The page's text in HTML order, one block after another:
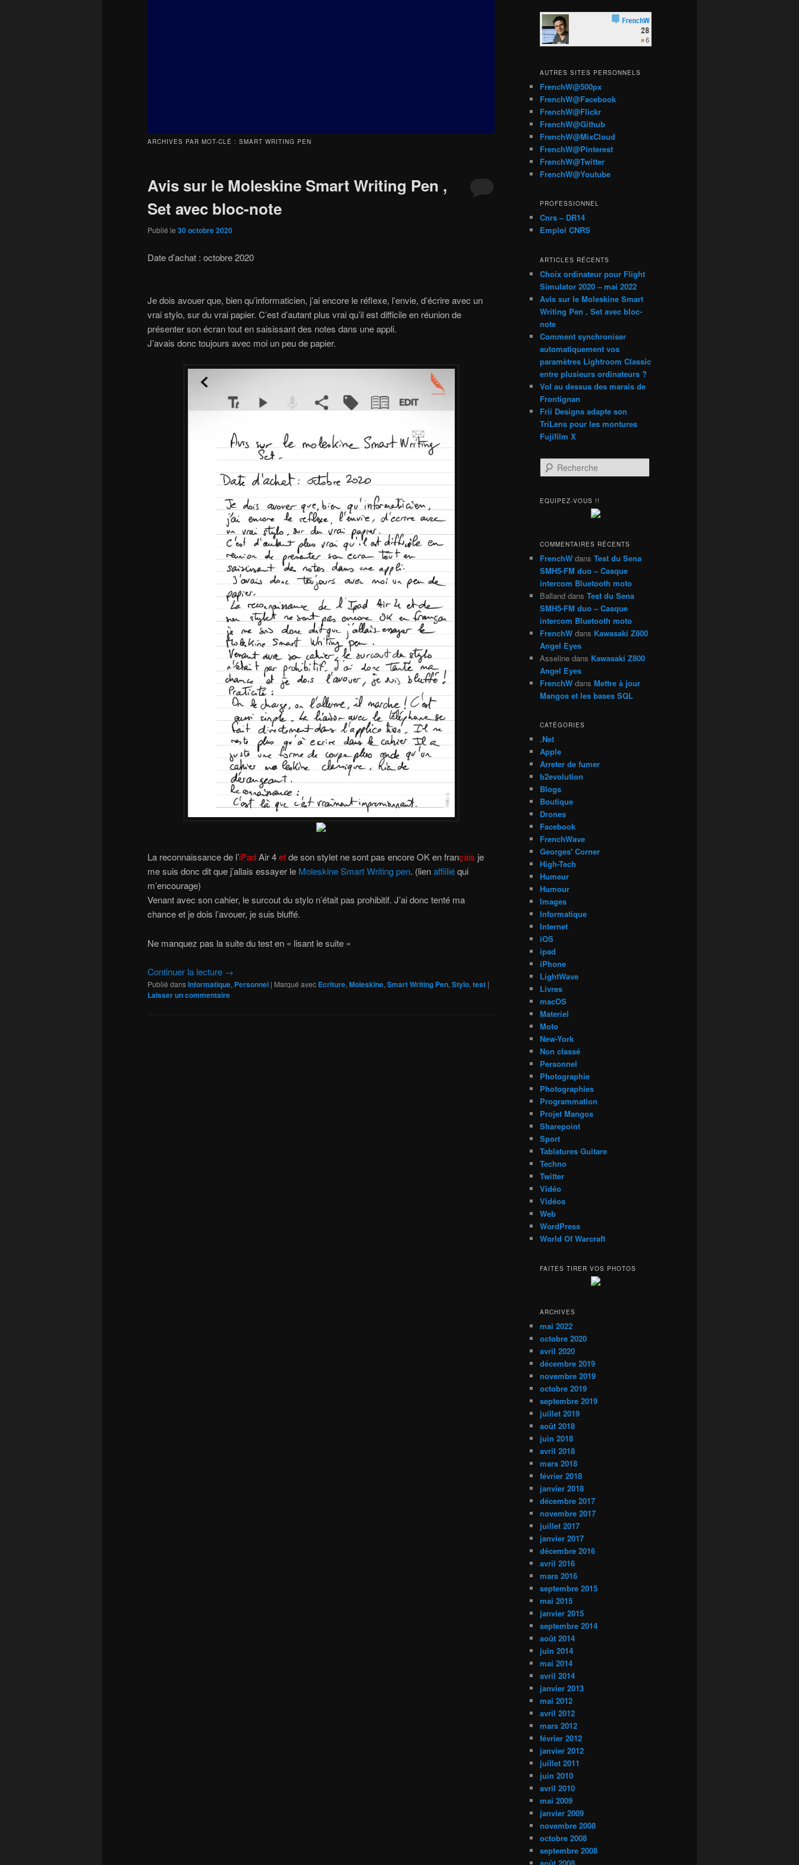
ARCHIVES PAR MOT-CLÉ : SMART WRITING PEN
Avis sur le Moleskine Smart Writing Pen ,
Set avec bloc-note
Publié le 30 octobre 2020
Date d’achat : octobre 2020
Je dois avouer que, bien qu’informaticien, j’ai encore le réflexe, l’envie, d’écrire avec un
vrai stylo, sur du vrai papier. C’est d’autant plus vrai qu’il est difficile en réunion de
présenter son écran tout en saisissant des notes dans une appli.
J’avais donc toujours avec moi un peu de papier.
La reconnaissance de l’iPadAir 4etde son stylet ne sont pas encore OK en français je
me suis donc dit que j’allais essayer le Moleskine Smart Writing pen. (lienaffiiliéqui
m’encourage)
Venant avec son cahier, le surcout du stylo n’était pas prohibitif. J’ai donc tenté ma
chance et je dois l’avouer, je suis bluffé.
Ne manquez pas la suite du test en « lisant le suite »
Continuer la lecture →
Publié dansInformatique, Personnel | Marqué avec Ecriture, Moleskine, Smart Writing Pen, Stylo, test |
Laisser un commentaire
AUTRES SITES PERSONNELS
FrenchW@500px
FrenchW@Facebook
FrenchW@Flickr
FrenchW@Github
FrenchW@MixCloud
FrenchW@Pinterest
FrenchW@Twitter
FrenchW@Youtube
PROFESSIONNEL
Cnrs – DR14
Emploi CNRS
ARTICLES RÉCENTS
Choix ordinateur pour Flight
Simulator 2020 – mai 2022
Avis sur le Moleskine Smart
Writing Pen , Set avec bloc-
note
Comment synchroniser
automatiquement vos
paramètres Lightroom Classic
entre plusieurs ordinateurs ?
Vol au dessus des marais de
Frontignan
Frii Designs adapte son
TriLens pour les montures
Fujifilm X
e
h
h
e
EQUIPEZ-VOUS !!
COMMENTAIRES RÉCENTS
FrenchW dans Test du Sena
SMH5-FM duo – Casque
intercom Bluetooth moto
Balland dans Test du Sena
SMH5-FM duo – Casque
intercom Bluetooth moto
FrenchW dans Kawasaki Z800
Angel Eyes
Asseline dans Kawasaki Z800
Angel Eyes
FrenchW dans Mettre à jour
Mangos et les bases SQL
CATÉGORIES
.Net
Apple
Arreter de fumer
b2evolution
Blogs
Boutique
Drones
Facebook
FrenchWave
Georges' Corner
High-Tech
Humeur
Humour
Images
Informatique
Internet
iOS
ipad
iPhone
LightWave
Livres
macOS
Materiel
Moto
New-York
Non classé
Personnel
Photographie
Photographies
Programmation
Projet Mangos
Sharepoint
Sport
Tablatures Guitare
Techno
Twitter
Vidéo
Vidéos
Web
WordPress
World Of Warcraft
FAITES TIRER VOS PHOTOS
ARCHIVES
mai 2022
octobre 2020
avril 2020
décembre 2019
novembre 2019
octobre 2019
septembre 2019
juillet 2019
août 2018
juin 2018
avril 2018
mars 2018
février 2018
janvier 2018
décembre 2017
novembre 2017
juillet 2017
janvier 2017
décembre 2016
avril 2016
mars 2016
septembre 2015
mai 2015
janvier 2015
septembre 2014
août 2014
juin 2014
mai 2014
avril 2014
janvier 2013
mai 2012
avril 2012
mars 2012
février 2012
janvier 2012
juillet 2011
juin 2010
avril 2010
mai 2009
janvier 2009
novembre 2008
octobre 2008
septembre 2008